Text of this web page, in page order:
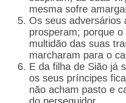
mesma sofre
Os seus adversários
prosperam; porque
multidão das suas
marcharam para o
E da filha de Sião já
os seus príncipes
não acham pasto e